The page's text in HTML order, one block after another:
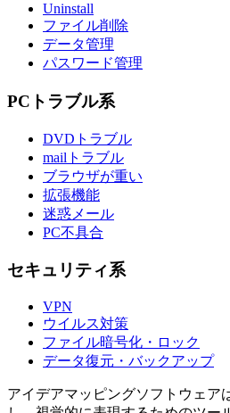
Uninstall
ファイル削除
データ管理
パスワード管理
PCトラブル系
DVDトラブル
mailトラブル
ブラウザが重い
拡張機能
迷惑メール
PC不具合
セキュリティ系
VPN
ウイルス対策
ファイル暗号化・ロック
データ復元・バックアップ
アイデアマッピングソフトウェア